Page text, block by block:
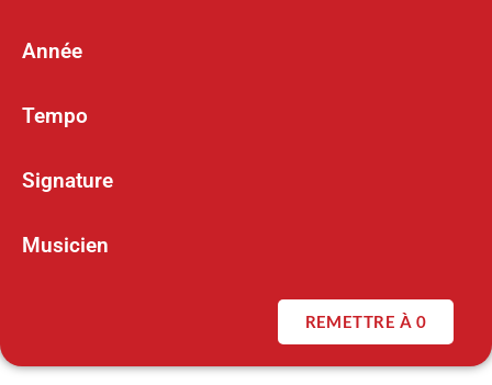
Année
Tempo
Signature
Musicien
REMETTRE À 0